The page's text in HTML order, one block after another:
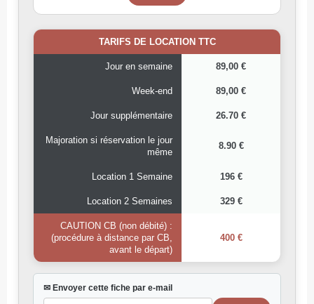
TARIFS DE LOCATION TTC
Jour en semaine 89,00 €
Week-end 89,00 €
Jour supplémentaire 26.70 €
Majoration si réservation le jour
même
8.90 €
Location 1 Semaine 196 €
Location 2 Semaines 329 €
CAUTION CB (non débité) :
(procédure à distance par CB,
avant le départ)
400 €
✉ Envoyer cette fiche par e-mail